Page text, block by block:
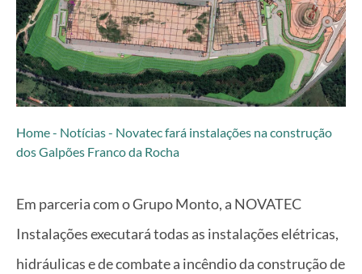
Home- Notícias- Novatec fará instalações na construção
dos Galpões Franco da Rocha
Em parceria com o Grupo Monto, a NOVATEC
Instalações executará todas as instalações elétricas,
hidráulicas e de combate a incêndio da construção de